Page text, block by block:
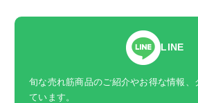
LINE
旬な売れ筋商品のご紹介やお得な情報、
ています。